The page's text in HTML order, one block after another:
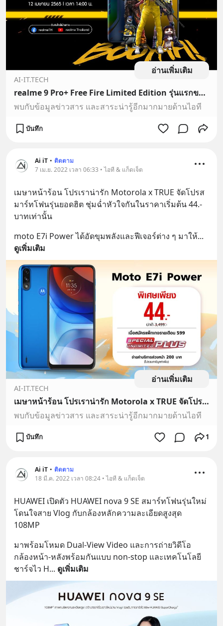
อ่านเพิ่มเติม
AI-IT.TECH
realme 9 Pro+ Free Fire Limited Edition รุ่นแรกของโลก พร้อมเปิดตัวในไทยที่แรก พบกัน 12 เม.ย. นี้
พบกับข้อมูลข่าวสาร และสาระน่ารู้อีกมากมายด้านไอที
บันทึก
Ai iT • ติดตาม
7 เม.ย. 2022 เวลา 06:33 • ไอที & แก็ดเจ็ต
เมษาหน้าร้อน โปรเราน่ารัก Motorola x TRUE จัดโปรส
มาร์ทโฟนรุ่นยอดฮิต ชุ่มฉ่ำหัวใจกันในราคาเริ่มต้น 44.-
บาทเท่านั้น
moto E7i Power ได้อัดขุมพลังและฟีเจอร์ต่าง ๆ มาให้...
ดูเพิ่มเติม
อ่านเพิ่มเติม
AI-IT.TECH
เมษาหน้าร้อน โปรเราน่ารัก Motorola x TRUE จัดโปรสมาร์ทโฟนรุ่นยอดฮิต ชุ่มฉ่ำหัวใจกันในราคาเริ่มต้น 44.- บาทเท่านั้น
พบกับข้อมูลข่าวสาร และสาระน่ารู้อีกมากมายด้านไอที
บันทึก 1
Ai iT • ติดตาม
18 มี.ค. 2022 เวลา 08:24 • ไอที & แก็ดเจ็ต
HUAWEI เปิดตัว HUAWEI nova 9 SE สมาร์ทโฟนรุ่นใหม่
โดนใจสาย Vlog กับกล้องหลักความละเอียดสูงสุด
108MP
มาพร้อมโหมด Dual-View Video และการถ่ายวิดีโอ
กล้องหน้า-หลังพร้อมกันแบบ non-stop และเทคโนโลยี
ชาร์จไว H... ดูเพิ่มเติม